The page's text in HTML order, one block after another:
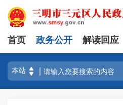
首页 政务公开 解读回应